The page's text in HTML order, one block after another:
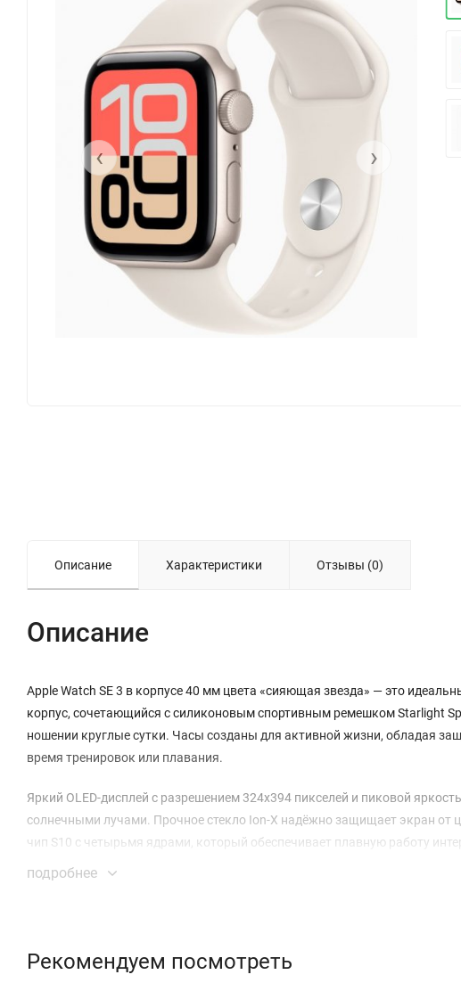
‹ ›
Описание Характеристики Отзывы (0)
Описание
Apple Watch SE 3 в корпусе 40 мм цвета «сияющая звезда» — это
корпус, сочетающийся с силиконовым спортивным ремешком Starlight
ношении круглые сутки. Часы созданы для активной жизни, обладая
время тренировок или плавания.
Яркий OLED-дисплей с разрешением 324x394 пикселей и пиковой
солнечными лучами. Прочное стекло Ion-X надёжно защищает экран
чип S10 с четырьмя ядрами, который обеспечивает плавную работу
Встроенные системы навигации, включая GPS, ГЛОНАСС, Galileo и
подробнее
Рекомендуем посмотреть